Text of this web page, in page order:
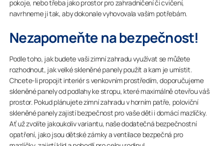
pokoje, nebo třeba jako prostor pro zahradničení či cvičení,
navrhneme ji tak, aby dokonale vyhovovala vašim potřebám.
Nezapomeňte na bezpečnost!
Podle toho, jak budete vaši zimní zahradu využívat se můžete
rozhodnout, jak velké skleněné panely použít a kam je umístit.
Chcete-li propojit interiér s venkovním prostředím, doporučujeme
skleněné panely od podlahy ke stropu, které maximálně otevřou váš
prostor. Pokud plánujete zimní zahradu v horním patře, poloviční
skleněné panely zajistí bezpečnost pro vaše děti i domácí mazlíčky.
Ať už zvolíte jakoukoliv variantu, naše dodatečná bezpečnostní
opatření, jako jsou dětské zámky a ventilace bezpečná pro